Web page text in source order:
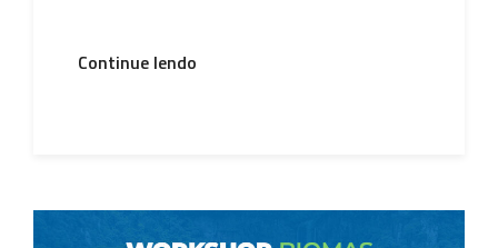
Continue lendo
Cube